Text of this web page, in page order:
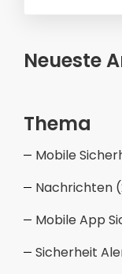
Neueste
Thema
Mobile
Nachrichten
Mobile App
Sicherheit